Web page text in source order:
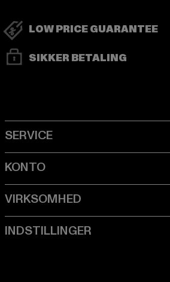
LOW PRICE GUARANTEE
SIKKER BETALING